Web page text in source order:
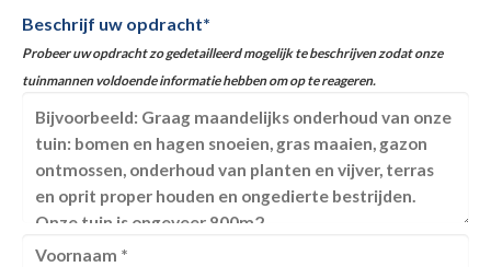
Beschrijf uw opdracht*
Probeer uw opdracht zo gedetailleerd mogelijk te beschrijven zodat onze
tuinmannen voldoende informatie hebben om op te reageren.